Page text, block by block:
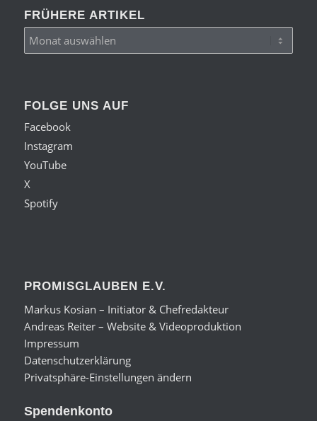
FRÜHERE ARTIKEL
FOLGE UNS AUF
Facebook
Instagram
YouTube
X
Spotify
PROMISGLAUBEN E.V.
Markus Kosian – Initiator & Chefredakteur
Andreas Reiter – Website & Videoproduktion
Impressum
Datenschutzerklärung
Privatsphäre-Einstellungen ändern
Spendenkonto